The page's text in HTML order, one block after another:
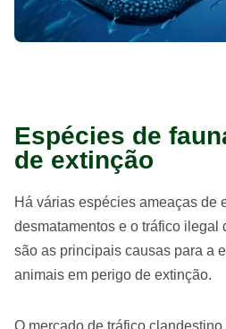
Espécies de
de extinção
Há várias espécies ameaças de
desmatamentos e o tráfico ilegal
são as principais causas para a
animais em perigo de extinção.
O mercado de tráfico